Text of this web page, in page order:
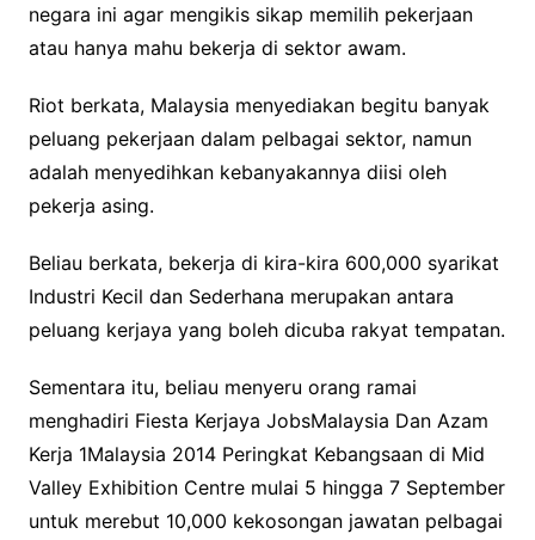
negara ini agar mengikis sikap memilih pekerjaan
atau hanya mahu bekerja di sektor awam.
Riot berkata, Malaysia menyediakan begitu banyak
peluang pekerjaan dalam pelbagai sektor, namun
adalah menyedihkan kebanyakannya diisi oleh
pekerja asing.
Beliau berkata, bekerja di kira-kira 600,000 syarikat
Industri Kecil dan Sederhana merupakan antara
peluang kerjaya yang boleh dicuba rakyat tempatan.
Sementara itu, beliau menyeru orang ramai
menghadiri Fiesta Kerjaya JobsMalaysia Dan Azam
Kerja 1Malaysia 2014 Peringkat Kebangsaan di Mid
Valley Exhibition Centre mulai 5 hingga 7 September
untuk merebut 10,000 kekosongan jawatan pelbagai